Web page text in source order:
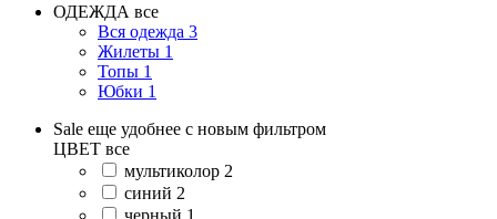
ОДЕЖДА все
Вся одежда 3
Жилеты 1
Топы 1
Юбки 1
Sale еще удобнее с новым фильтром
ЦВЕТ все
мультиколор 2
синий 2
черный 1